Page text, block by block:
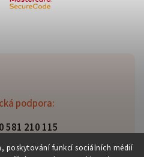
poskytování funkcí sociálních médií
podpora:
581 210 115